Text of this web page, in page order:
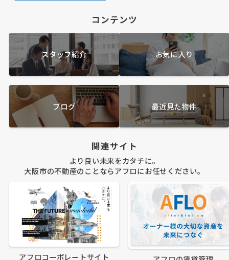
コンテンツ
スタッフ紹介 お気に入り
ブログ 最近見た物件
関連サイト
より良い未来をカタチに。
大阪市の不動産のことならアフロにお任せください。
アフロコーポレートサイト